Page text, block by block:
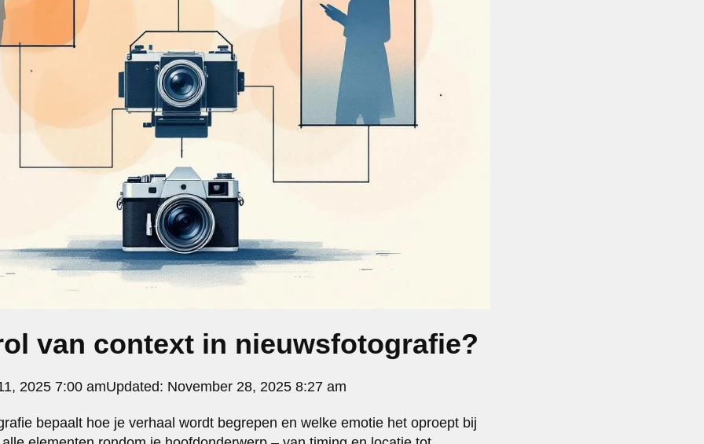
van context in nieuwsfotografie?
2025 7:00 amUpdated: November 28, 2025 8:27 am
bepaalt hoe je verhaal wordt begrepen en welke emotie het oproept bij